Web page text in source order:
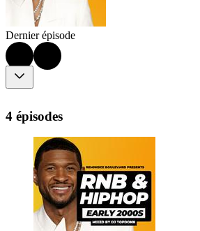
Dernier épisode
4 épisodes